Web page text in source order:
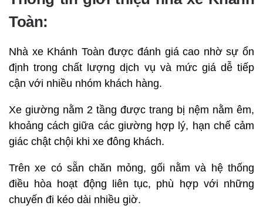
Toàn:
Nhà xe Khánh Toàn được đánh giá cao nhờ sự ổn
định trong chất lượng dịch vụ và mức giá dễ tiếp
cận với nhiều nhóm khách hàng.
Xe giường nằm 2 tầng được trang bị nệm nằm êm,
khoảng cách giữa các giường hợp lý, hạn chế cảm
giác chật chội khi xe đông khách.
Trên xe có sẵn chăn mỏng, gối nằm và hệ thống
điều hòa hoạt động liên tục, phù hợp với những
chuyến đi kéo dài nhiều giờ.